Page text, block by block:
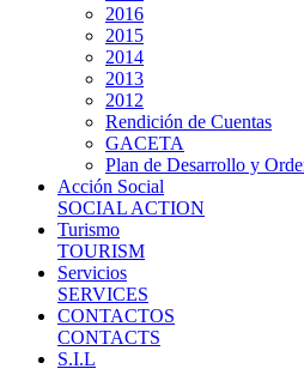
2016
2015
2014
2013
2012
Rendición de Cuentas
GACETA
Plan de Desarrollo y
Acción Social
SOCIAL ACTION
Turismo
TOURISM
Servicios
SERVICES
CONTACTOS
CONTACTS
S.I.L